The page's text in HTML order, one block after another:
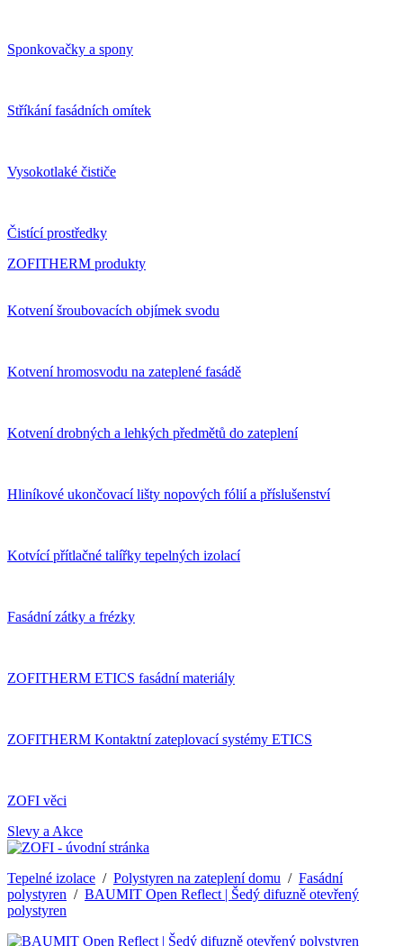
Sponkovačky a spony
Stříkání fasádních omítek
Vysokotlaké čističe
Čistící prostředky
ZOFITHERM produkty
Kotvení šroubovacích objímek svodu
Kotvení hromosvodu na zateplené fasádě
Kotvení drobných a lehkých předmětů do zateplení
Hliníkové ukončovací lišty nopových fólií a příslušenství
Kotvící přítlačné talířky tepelných izolací
Fasádní zátky a frézky
ZOFITHERM ETICS fasádní materiály
ZOFITHERM Kontaktní zateplovací systémy ETICS
ZOFI věci
Slevy a Akce
Tepelné izolace / Polystyren na zateplení domu / Fasádní
polystyren / BAUMIT Open Reflect | Šedý difuzně otevřený
polystyren